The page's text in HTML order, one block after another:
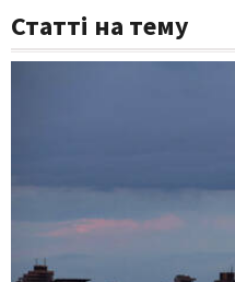
Статті на тему